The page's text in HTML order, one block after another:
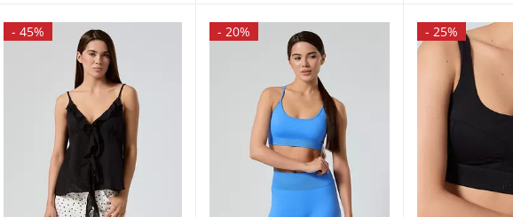
- 45% - 20% - 25%